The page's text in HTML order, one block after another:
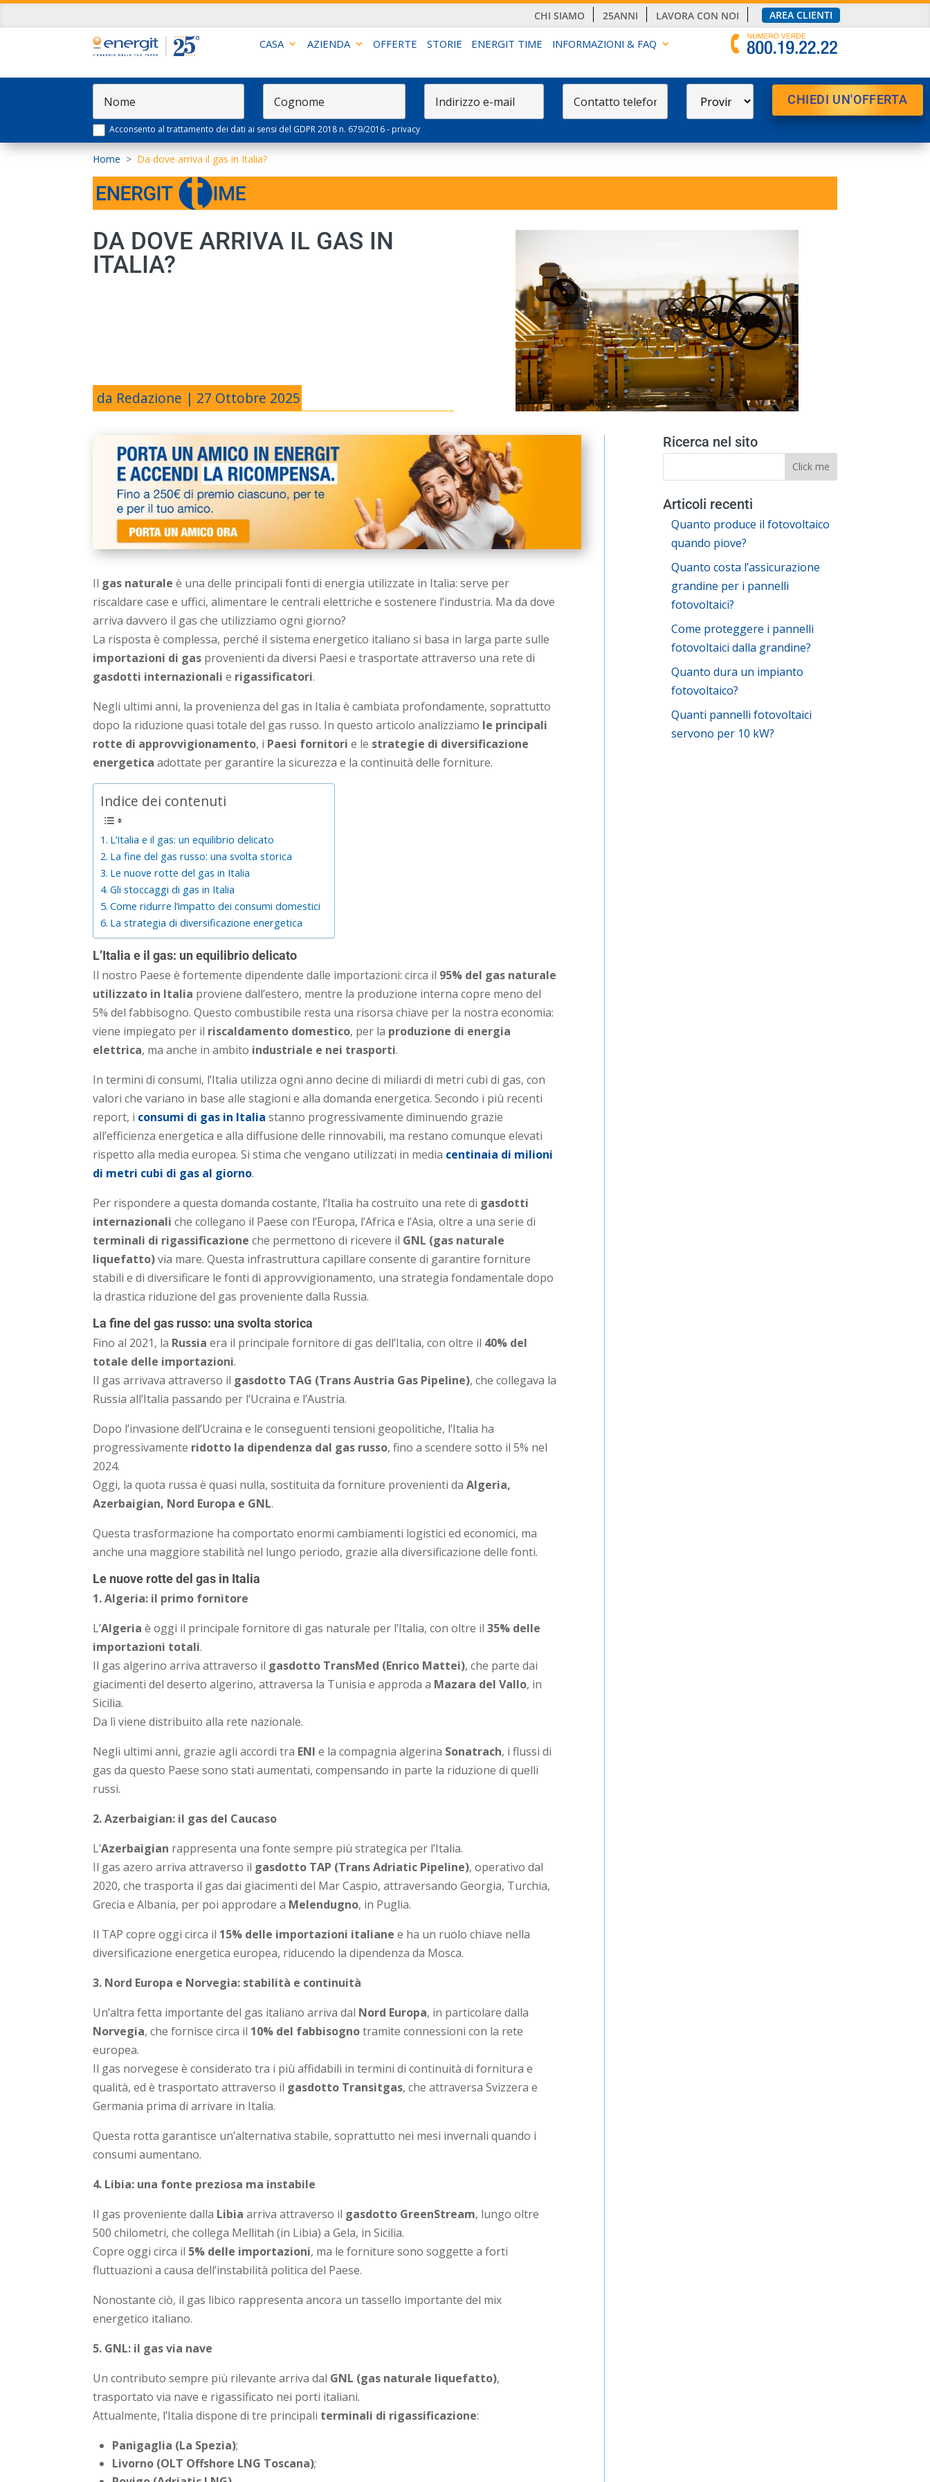
CHI SIAMO 25ANNI LAVORA CON NOI AREA CLIENTI
CASA AZIENDA OFFERTE STORIE ENERGIT TIME INFORMAZIONI & FAQ
Acconsento al trattamento dei dati ai sensi del GDPR 2018 n. 679/2016 -privacy
Home > Da dove arriva il gas in Italia?
DA DOVE ARRIVA IL GAS IN
ITALIA?
da Redazione | 27 Ottobre 2025
Il gas naturale è una delle principali fonti di energia utilizzate in Italia: serve per
riscaldare case e uffici, alimentare le centrali elettriche e sostenere l’industria. Ma da dove
arriva davvero il gas che utilizziamo ogni giorno?
La risposta è complessa, perché il sistema energetico italiano si basa in larga parte sulle
importazioni di gas provenienti da diversi Paesi e trasportate attraverso una rete di
gasdotti internazionali e rigassificatori.
Negli ultimi anni, la provenienza del gas in Italia è cambiata profondamente, soprattutto
dopo la riduzione quasi totale del gas russo. In questo articolo analizziamo le principali
rotte di approvvigionamento, i Paesi fornitori e le strategie di diversificazione
energetica adottate per garantire la sicurezza e la continuità delle forniture.
Indice dei contenuti
L’Italia e il gas: un equilibrio delicato
La fine del gas russo: una svolta storica
Le nuove rotte del gas in Italia
Gli stoccaggi di gas in Italia
Come ridurre l’impatto dei consumi domestici
La strategia di diversificazione energetica
L’Italia e il gas: un equilibrio delicato
Il nostro Paese è fortemente dipendente dalle importazioni: circa il 95% del gas naturale
utilizzato in Italia proviene dall’estero, mentre la produzione interna copre meno del
5% del fabbisogno. Questo combustibile resta una risorsa chiave per la nostra economia:
viene impiegato per il riscaldamento domestico, per la produzione di energia
elettrica, ma anche in ambito industriale e nei trasporti.
In termini di consumi, l’Italia utilizza ogni anno decine di miliardi di metri cubi di gas, con
valori che variano in base alle stagioni e alla domanda energetica. Secondo i più recenti
report, i consumi di gas in Italia stanno progressivamente diminuendo grazie
all’efficienza energetica e alla diffusione delle rinnovabili, ma restano comunque elevati
rispetto alla media europea. Si stima che vengano utilizzati in media centinaia di milioni
di metri cubi di gas al giorno.
Per rispondere a questa domanda costante, l’Italia ha costruito una rete di gasdotti
internazionali che collegano il Paese con l’Europa, l’Africa e l’Asia, oltre a una serie di
terminali di rigassificazione che permettono di ricevere il GNL (gas naturale
liquefatto)via mare. Questa infrastruttura capillare consente di garantire forniture
stabili e di diversificare le fonti di approvvigionamento, una strategia fondamentale dopo
la drastica riduzione del gas proveniente dalla Russia.
La fine del gas russo: una svolta storica
Fino al 2021, la Russia era il principale fornitore di gas dell’Italia, con oltre il 40% del
totale delle importazioni.
Il gas arrivava attraverso il gasdotto TAG (Trans Austria Gas Pipeline), che collegava la
Russia all’Italia passando per l’Ucraina e l’Austria.
Dopo l’invasione dell’Ucraina e le conseguenti tensioni geopolitiche, l’Italia ha
progressivamente ridotto la dipendenza dal gas russo, fino a scendere sotto il 5% nel
2024.
Oggi, la quota russa è quasi nulla, sostituita da forniture provenienti daAlgeria,
Azerbaigian, Nord Europa e GNL.
Questa trasformazione ha comportato enormi cambiamenti logistici ed economici, ma
anche una maggiore stabilità nel lungo periodo, grazie alla diversificazione delle fonti.
Le nuove rotte del gas in Italia
1. Algeria: il primo fornitore
L’Algeria è oggi il principale fornitore di gas naturale per l’Italia, con oltre il35% delle
importazioni totali.
Il gas algerino arriva attraverso il gasdotto TransMed (Enrico Mattei), che parte dai
giacimenti del deserto algerino, attraversa la Tunisia e approda a Mazara del Vallo, in
Sicilia.
Da lì viene distribuito alla rete nazionale.
Negli ultimi anni, grazie agli accordi tra ENI e la compagnia algerina Sonatrach, i flussi di
gas da questo Paese sono stati aumentati, compensando in parte la riduzione di quelli
russi.
2. Azerbaigian: il gas del Caucaso
L’Azerbaigian rappresenta una fonte sempre più strategica per l’Italia.
Il gas azero arriva attraverso il gasdotto TAP (Trans Adriatic Pipeline), operativo dal
2020, che trasporta il gas dai giacimenti del Mar Caspio, attraversando Georgia, Turchia,
Grecia e Albania, per poi approdare a Melendugno, in Puglia.
Il TAP copre oggi circa il 15% delle importazioni italiane e ha un ruolo chiave nella
diversificazione energetica europea, riducendo la dipendenza da Mosca.
3. Nord Europa e Norvegia: stabilità e continuità
Un’altra fetta importante del gas italiano arriva dal Nord Europa, in particolare dalla
Norvegia, che fornisce circa il 10% del fabbisognotramite connessioni con la rete
europea.
Il gas norvegese è considerato tra i più affidabili in termini di continuità di fornitura e
qualità, ed è trasportato attraverso il gasdotto Transitgas, che attraversa Svizzera e
Germania prima di arrivare in Italia.
Questa rotta garantisce un’alternativa stabile, soprattutto nei mesi invernali quando i
consumi aumentano.
4. Libia: una fonte preziosa ma instabile
Il gas proveniente dalla Libia arriva attraverso il gasdotto GreenStream, lungo oltre
500 chilometri, che collega Mellitah (in Libia) a Gela, in Sicilia.
Copre oggi circa il 5% delle importazioni, ma le forniture sono soggette a forti
fluttuazioni a causa dell’instabilità politica del Paese.
Nonostante ciò, il gas libico rappresenta ancora un tassello importante del mix
energetico italiano.
5. GNL: il gas via nave
Un contributo sempre più rilevante arriva dal GNL (gas naturale liquefatto),
trasportato via nave e rigassificato nei porti italiani.
Attualmente, l’Italia dispone di tre principali terminali di rigassificazione:
Panigaglia (La Spezia);
Livorno (OLT Offshore LNG Toscana);
Ricerca nel sito
Articoli recenti
Quanto produce il fotovoltaico
quando piove?
Quanto costa l’assicurazione
grandine per i pannelli
fotovoltaici?
Come proteggere i pannelli
fotovoltaici dalla grandine?
Quanto dura un impianto
fotovoltaico?
Quanti pannelli fotovoltaici
servono per 10 kW?